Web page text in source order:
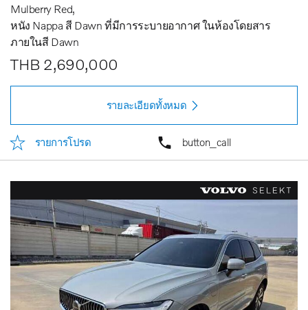
Mulberry Red
หนัง Nappa สี Dawn ที่มีการระบายอากาศ ในห้องโดยสาร
ภายในสี Dawn
THB 2,690,000
รายละเอียดทั้งหมด
รายการโปรด button_call